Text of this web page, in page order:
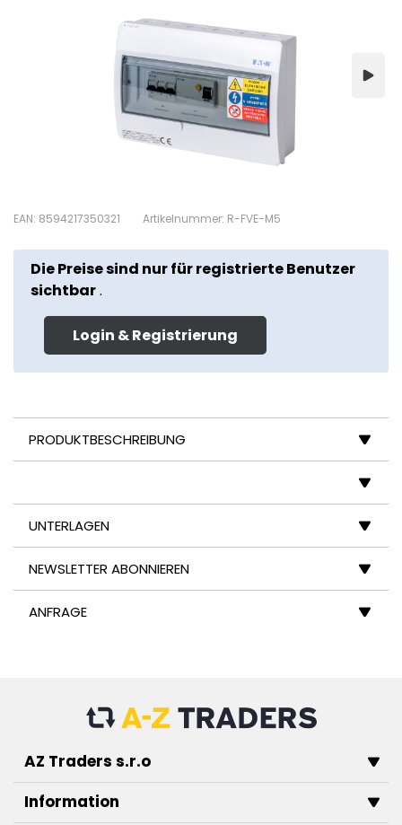
EAN: 8594217350321 Artikelnummer: R-FVE-M5
Die Preise sind nur für registrierte Benutzer
sichtbar.
Login & Registrierung
PRODUKTBESCHREIBUNG
UNTERLAGEN
NEWSLETTER ABONNIEREN
ANFRAGE
AZ Traders s.r.o
Information